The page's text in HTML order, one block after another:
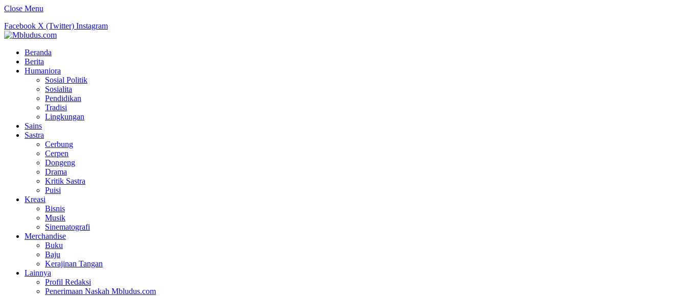
Close Menu
Facebook X (Twitter) Instagram
Beranda
Berita
Humaniora
Sosial Politik
Sosialita
Pendidikan
Tradisi
Lingkungan
Sains
Sastra
Cerbung
Cerpen
Dongeng
Drama
Kritik Sastra
Puisi
Kreasi
Bisnis
Musik
Sinematografi
Merchandise
Buku
Baju
Kerajinan Tangan
Lainnya
Profil Redaksi
Penerimaan Naskah Mbludus.com